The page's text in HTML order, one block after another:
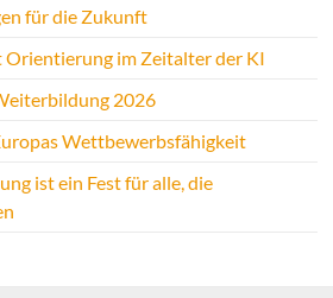
für die Zukunft
im Zeitalter der KI
2026
Wettbewerbsfähigkeit
ist ein Fest für alle, die